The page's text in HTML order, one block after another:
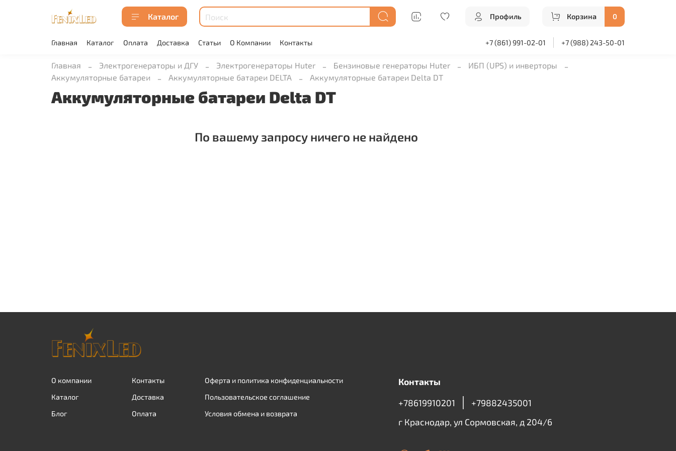
Каталог Профиль Корзина 0
Главная Каталог Оплата Доставка Статьи О Компании Контакты +7 (861) 991-02-01 +7 (988) 243-50-01
Главная Электрогенераторы и ДГУ Электрогенераторы Huter Бензиновые генераторы Huter
ИБП (UPS) и инверторы
Аккумуляторные батареи
Аккумуляторные батареи DELTA Аккумуляторные батареи Delta DT
Аккумуляторные батареи Delta DT
По вашему запросу ничего не найдено
О компании
Каталог
Блог
Контакты
Доставка
Оплата
Оферта и политика конфиденциальности
Пользовательское соглашение
Условия обмена и возврата
Контакты
+78619910201
+79882435001
г Краснодар, ул Сормовская, д 204/6